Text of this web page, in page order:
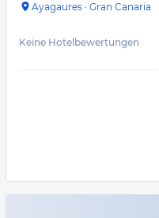
Ayagaures · Gran Canaria
Keine Hotelbewertungen